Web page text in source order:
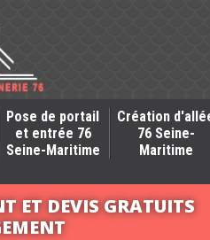
Pose de portail
et entrée 76
Seine-Maritime
Création
76 Seine-
Maritime
ET DEVIS GRATUITS